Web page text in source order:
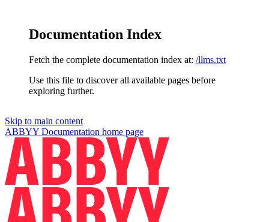
Documentation Index
Fetch the complete documentation index at: /llms.txt
Use this file to discover all available pages before
exploring further.
Skip to main content
ABBYY Documentation home page